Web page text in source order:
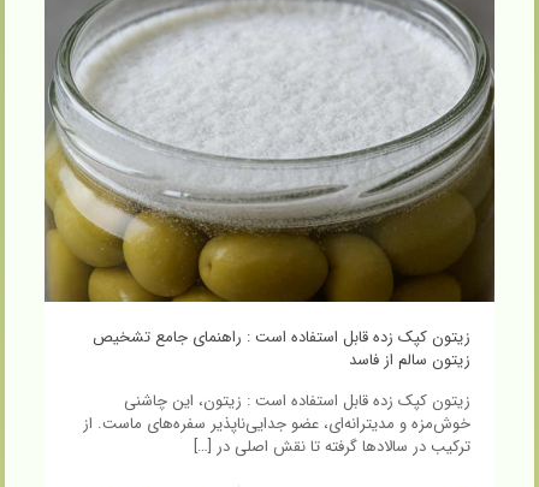
زیتون کپک زده قابل استفاده است : راهنمای جامع تشخیص
زیتون سالم از فاسد
زیتون کپک زده قابل استفاده است : زیتون، این چاشنی
خوش‌مزه و مدیترانه‌ای، عضو جدایی‌ناپذیر سفره‌های ماست. از
ترکیب در سالادها گرفته تا نقش اصلی در […]